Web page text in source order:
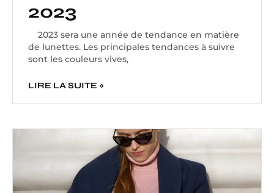
2023
2023 sera une année de tendance en matière
de lunettes. Les principales tendances à suivre
sont les couleurs vives,
LIRE LA SUITE »